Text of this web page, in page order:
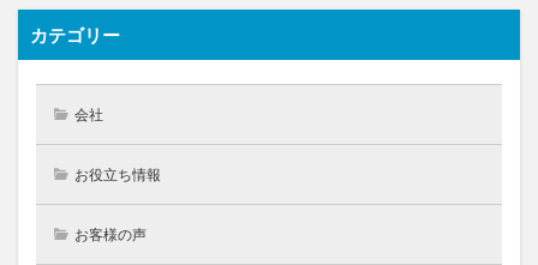
カテゴリー
会社
お役立ち情報
お客様の声